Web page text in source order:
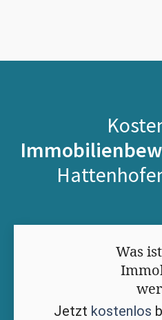
Was
Jetzt kostenlos